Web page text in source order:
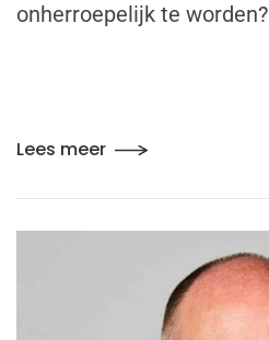
onherroepelijk te worden?
Lees meer